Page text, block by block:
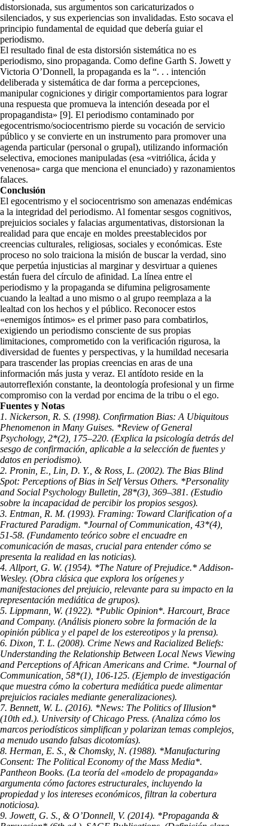
distorsionada, sus argumentos son caricaturizados o
silenciados, y sus experiencias son invalidadas. Esto socava el
principio fundamental de equidad que debería guiar el
periodismo.
El resultado final de esta distorsión sistemática no es
periodismo, sino propaganda. Como define Garth S. Jowett y
Victoria O’Donnell, la propaganda es la “. . . intención
deliberada y sistemática de dar forma a percepciones,
manipular cogniciones y dirigir comportamientos para lograr
una respuesta que promueva la intención deseada por el
propagandista» [9]. El periodismo contaminado por
egocentrismo/sociocentrismo pierde su vocación de servicio
público y se convierte en un instrumento para promover una
agenda particular (personal o grupal), utilizando información
selectiva, emociones manipuladas (esa «vitriólica, ácida y
venenosa» carga que menciona el enunciado) y razonamientos
falaces.
Conclusión
El egocentrismo y el sociocentrismo son amenazas endémicas
a la integridad del periodismo. Al fomentar sesgos cognitivos,
prejuicios sociales y falacias argumentativas, distorsionan la
realidad para que encaje en moldes preestablecidos por
creencias culturales, religiosas, sociales y económicas. Este
proceso no solo traiciona la misión de buscar la verdad, sino
que perpetúa injusticias al marginar y desvirtuar a quienes
están fuera del círculo de afinidad. La línea entre el
periodismo y la propaganda se difumina peligrosamente
cuando la lealtad a uno mismo o al grupo reemplaza a la
lealtad con los hechos y el público. Reconocer estos
«enemigos íntimos» es el primer paso para combatirlos,
exigiendo un periodismo consciente de sus propias
limitaciones, comprometido con la verificación rigurosa, la
diversidad de fuentes y perspectivas, y la humildad necesaria
para trascender las propias creencias en aras de una
información más justa y veraz. El antídoto reside en la
autorreflexión constante, la deontología profesional y un firme
compromiso con la verdad por encima de la tribu o el ego.
Fuentes y Notas
1. Nickerson, R. S. (1998). Confirmation Bias: A Ubiquitous
Phenomenon in Many Guises. *Review of General
Psychology, 2*(2), 175–220. (Explica la psicología detrás del
sesgo de confirmación, aplicable a la selección de fuentes y
datos en periodismo).
2. Pronin, E., Lin, D. Y., & Ross, L. (2002). The Bias Blind
Spot: Perceptions of Bias in Self Versus Others. *Personality
and Social Psychology Bulletin, 28*(3), 369–381. (Estudio
sobre la incapacidad de percibir los propios sesgos).
3. Entman, R. M. (1993). Framing: Toward Clarification of a
Fractured Paradigm. *Journal of Communication, 43*(4),
51-58. (Fundamento teórico sobre el encuadre en
comunicación de masas, crucial para entender cómo se
presenta la realidad en las noticias).
4. Allport, G. W. (1954). *The Nature of Prejudice.* Addison-
Wesley. (Obra clásica que explora los orígenes y
manifestaciones del prejuicio, relevante para su impacto en la
representación mediática de grupos).
5. Lippmann, W. (1922). *Public Opinion*. Harcourt, Brace
and Company. (Análisis pionero sobre la formación de la
opinión pública y el papel de los estereotipos y la prensa).
6. Dixon, T. L. (2008). Crime News and Racialized Beliefs:
Understanding the Relationship Between Local News Viewing
and Perceptions of African Americans and Crime. *Journal of
Communication, 58*(1), 106-125. (Ejemplo de investigación
que muestra cómo la cobertura mediática puede alimentar
prejuicios raciales mediante generalizaciones).
7. Bennett, W. L. (2016). *News: The Politics of Illusion*
(10th ed.). University of Chicago Press. (Analiza cómo los
marcos periodísticos simplifican y polarizan temas complejos,
a menudo usando falsas dicotomías).
8. Herman, E. S., & Chomsky, N. (1988). *Manufacturing
Consent: The Political Economy of the Mass Media*.
Pantheon Books. (La teoría del «modelo de propaganda»
argumenta cómo factores estructurales, incluyendo la
propiedad y los intereses económicos, filtran la cobertura
noticiosa).
9. Jowett, G. S., & O’Donnell, V. (2014). *Propaganda &